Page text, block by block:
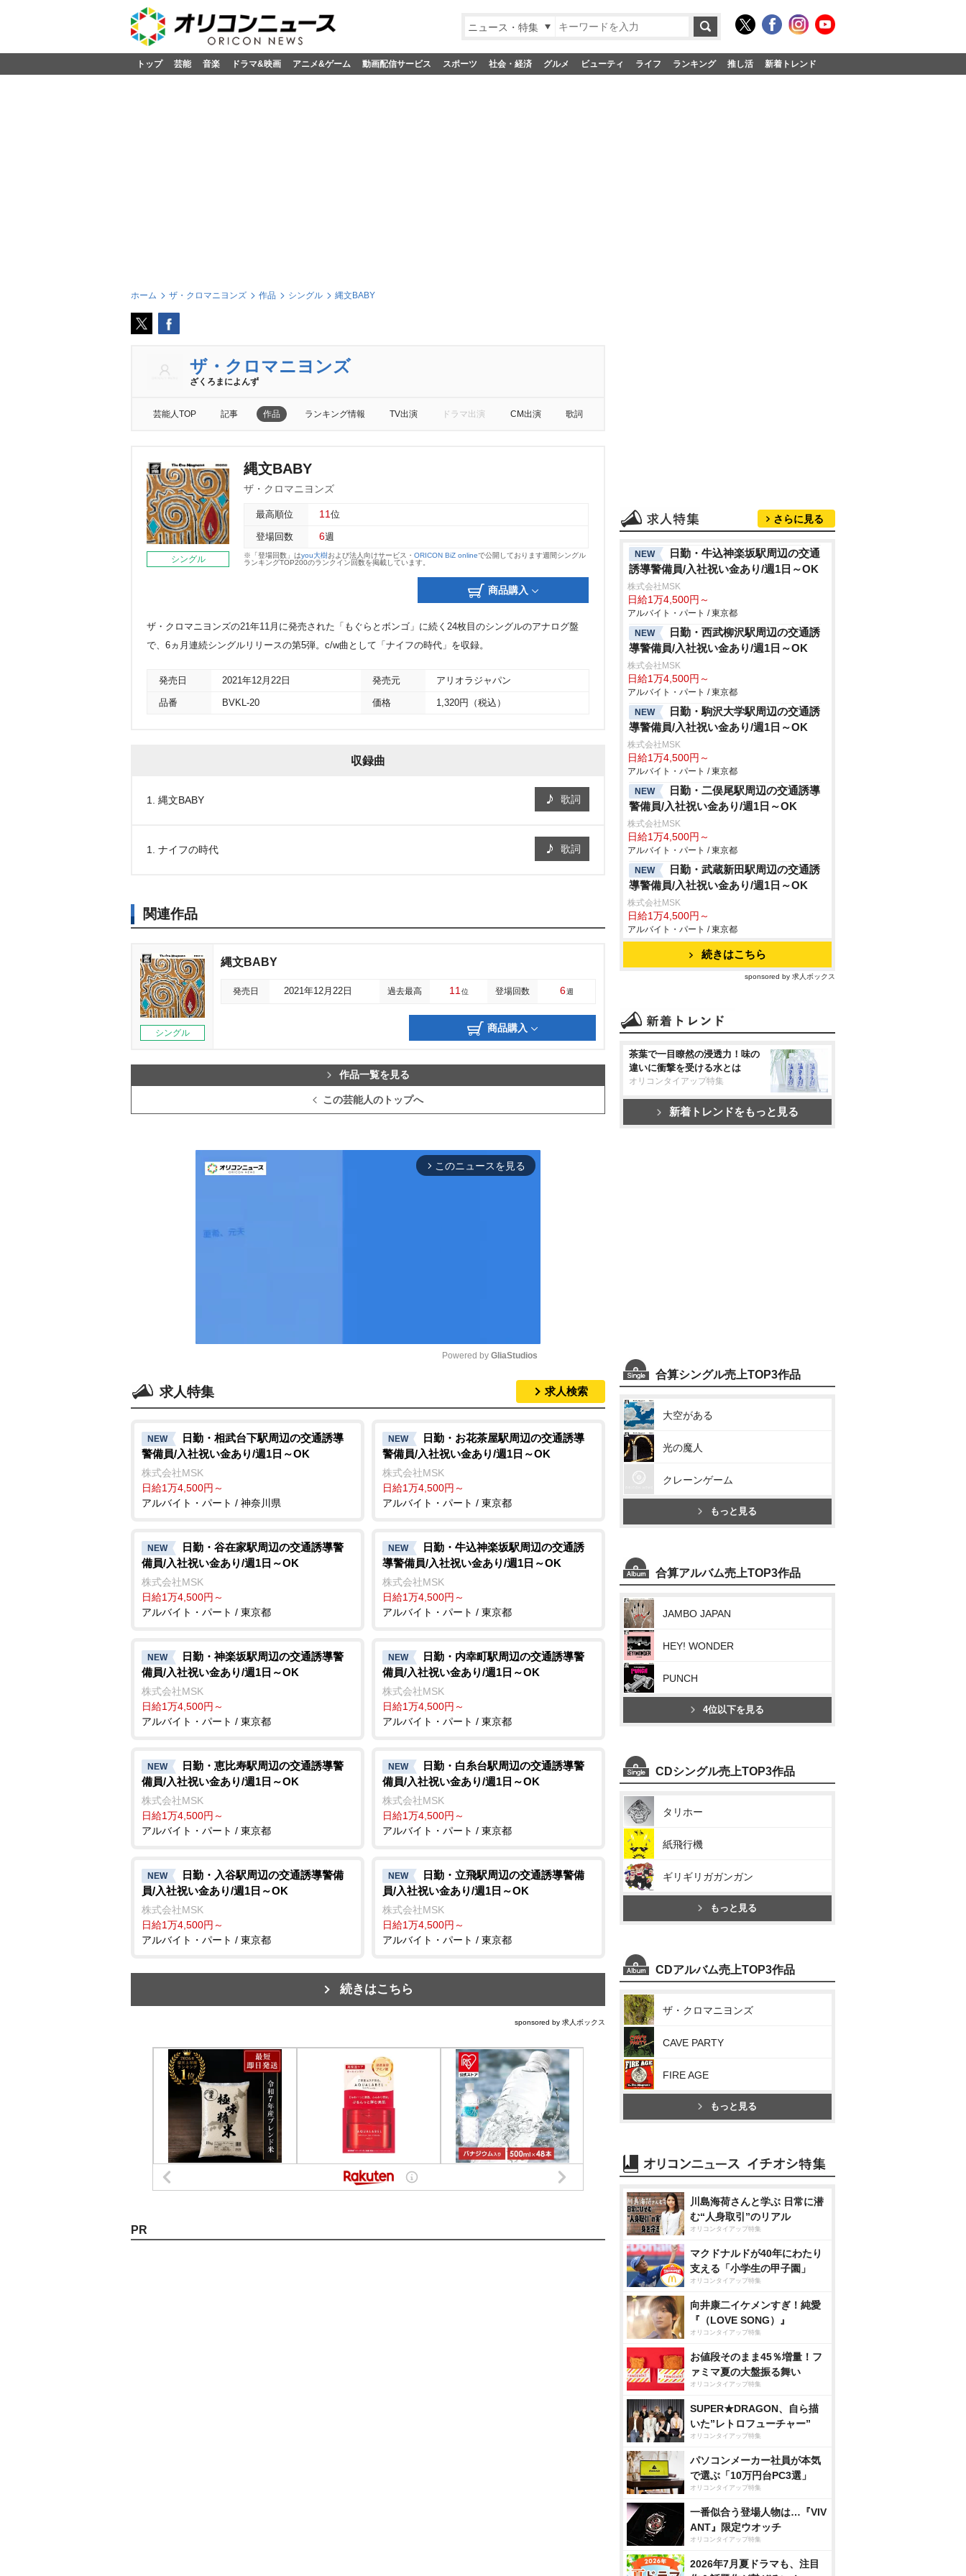
ニュース・特集
トップ 芸能 音楽 ドラマ&映画 アニメ&ゲーム 動画配信サービス スポーツ 社会・経済 グルメ ビューティ ライフ ランキング 推し活 新着トレンド
ホーム ザ・クロマニヨンズ 作品 シングル 縄文BABY
ザ・クロマニヨンズ
ざくろまによんず
芸能人TOP 記事 作品 ランキング情報 TV出演 ドラマ出演 CM出演 歌詞
シングル
縄文BABY
ザ・クロマニヨンズ
最高順位 11 位
登場回数 6週
※「登場回数」はyou大樹および法人向けサービス・ ORICON BiZ onlineで公開しております週間シングル
ランキングTOP200のランクイン回数を掲載しています。
商品購入
ザ・クロマニヨンズの21年11月に発売された「もぐらとボンゴ」に続く24枚目のシングルのアナログ盤
で、6ヵ月連続シングルリリースの第5弾。c/w曲として「ナイフの時代」を収録。
発売日 2021年12月22日 発売元 アリオラジャパン
品番 BVKL-20 価格 1,320円（税込）
収録曲
1. 縄文BABY 歌詞
1. ナイフの時代 歌詞
関連作品
シングル
縄文BABY
発売日 2021年12月22日 過去最高 11 位 登場回数 6週
商品購入
作品一覧を見る
この芸能人のトップへ
arrow_forward_ios このニュースを見る
t
e
Powered by GliaStudios
求人特集 求人検索
NEW
日勤・相武台下駅周辺の交通誘導
警備員/入社祝い金あり/週1日～OK
株式会社MSK
日給1万4,500円～
アルバイト・パート / 神奈川県
NEW
日勤・お花茶屋駅周辺の交通誘導
警備員/入社祝い金あり/週1日～OK
株式会社MSK
日給1万4,500円～
アルバイト・パート / 東京都
NEW
日勤・谷在家駅周辺の交通誘導警
備員/入社祝い金あり/週1日～OK
株式会社MSK
日給1万4,500円～
アルバイト・パート / 東京都
NEW
日勤・牛込神楽坂駅周辺の交通誘
導警備員/入社祝い金あり/週1日～OK
株式会社MSK
日給1万4,500円～
アルバイト・パート / 東京都
NEW
日勤・神楽坂駅周辺の交通誘導警
備員/入社祝い金あり/週1日～OK
株式会社MSK
日給1万4,500円～
アルバイト・パート / 東京都
NEW
日勤・内幸町駅周辺の交通誘導警
備員/入社祝い金あり/週1日～OK
株式会社MSK
日給1万4,500円～
アルバイト・パート / 東京都
NEW
日勤・恵比寿駅周辺の交通誘導警
備員/入社祝い金あり/週1日～OK
株式会社MSK
日給1万4,500円～
アルバイト・パート / 東京都
NEW
日勤・白糸台駅周辺の交通誘導警
備員/入社祝い金あり/週1日～OK
株式会社MSK
日給1万4,500円～
アルバイト・パート / 東京都
NEW
日勤・入谷駅周辺の交通誘導警備
員/入社祝い金あり/週1日～OK
株式会社MSK
日給1万4,500円～
アルバイト・パート / 東京都
NEW
日勤・立飛駅周辺の交通誘導警備
員/入社祝い金あり/週1日～OK
株式会社MSK
日給1万4,500円～
アルバイト・パート / 東京都
続きはこちら
sponsored by 求人ボックス
PR
さらに見る
NEW
日勤・牛込神楽坂駅周辺の交通
誘導警備員/入社祝い金あり/週1日～OK
株式会社MSK
日給1万4,500円～
アルバイト・パート / 東京都
NEW
日勤・西武柳沢駅周辺の交通誘
導警備員/入社祝い金あり/週1日～OK
株式会社MSK
日給1万4,500円～
アルバイト・パート / 東京都
NEW
日勤・駒沢大学駅周辺の交通誘
導警備員/入社祝い金あり/週1日～OK
株式会社MSK
日給1万4,500円～
アルバイト・パート / 東京都
NEW
日勤・二俣尾駅周辺の交通誘導
警備員/入社祝い金あり/週1日～OK
株式会社MSK
日給1万4,500円～
アルバイト・パート / 東京都
NEW
日勤・武蔵新田駅周辺の交通誘
導警備員/入社祝い金あり/週1日～OK
株式会社MSK
日給1万4,500円～
アルバイト・パート / 東京都
続きはこちら
sponsored by 求人ボックス
茶葉で一目瞭然の浸透力！味の
違いに衝撃を受ける水とは
オリコンタイアップ特集
新着トレンドをもっと見る
合算シングル売上TOP3作品
大空がある
光の魔人
クレーンゲーム
もっと見る
合算アルバム売上TOP3作品
JAMBO JAPAN
HEY! WONDER
PUNCH
4位以下を見る
CDシングル売上TOP3作品
タリホー
紙飛行機
ギリギリガガンガン
もっと見る
CDアルバム売上TOP3作品
ザ・クロマニヨンズ
CAVE PARTY
FIRE AGE
もっと見る
川島海荷さんと学ぶ 日常に潜
む“人身取引”のリアル
オリコンタイアップ特集
マクドナルドが40年にわたり
支える「小学生の甲子園」
オリコンタイアップ特集
向井康二イケメンすぎ！純愛
『（LOVE SONG）』
オリコンタイアップ特集
お値段そのまま45％増量！フ
ァミマ夏の大盤振る舞い
オリコンタイアップ特集
SUPER★DRAGON、自ら描
いた”レトロフューチャー”
オリコンタイアップ特集
パソコンメーカー社員が本気
で選ぶ「10万円台PC3選」
オリコンタイアップ特集
一番似合う登場人物は…『VIV
ANT』限定ウオッチ
オリコンタイアップ特集
2026年7月夏ドラマも、注目